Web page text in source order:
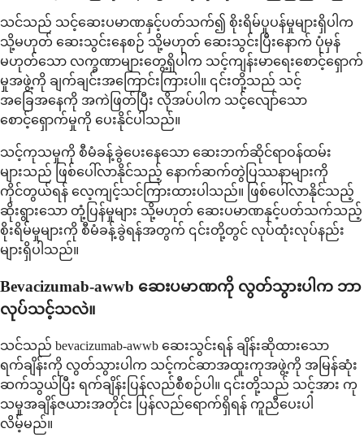
သင်သည် သင့်ဆေးပမာဏနှင့်ပတ်သက်၍ စိုးရိမ်ပူပန်မှုများရှိပါက
သို့မဟုတ် ဆေးသွင်းနေစဉ် သို့မဟုတ် ဆေးသွင်းပြီးနောက် ပုံမှန်
မဟုတ်သော လက္ခဏာများတွေ့ရှိပါက သင့်ကျန်းမာရေးစောင့်ရှောက်
မှုအဖွဲ့ကို ချက်ချင်းအကြောင်းကြားပါ။ ၎င်းတို့သည် သင့်
အခြေအနေကို အကဲဖြတ်ပြီး လိုအပ်ပါက သင့်လျော်သော
စောင့်ရှောက်မှုကို ပေးနိုင်ပါသည်။
သင့်ကုသမှုကို စီမံခန့်ခွဲပေးနေသော ဆေးဘက်ဆိုင်ရာဝန်ထမ်း
များသည် ဖြစ်ပေါ်လာနိုင်သည့် နောက်ဆက်တွဲပြဿနာများကို
ကိုင်တွယ်ရန် လေ့ကျင့်သင်ကြားထားပါသည်။ ဖြစ်ပေါ်လာနိုင်သည့်
ဆိုးရွားသော တုံ့ပြန်မှုများ သို့မဟုတ် ဆေးပမာဏနှင့်ပတ်သက်သည့်
စိုးရိမ်မှုများကို စီမံခန့်ခွဲရန်အတွက် ၎င်းတို့တွင် လုပ်ထုံးလုပ်နည်း
များရှိပါသည်။
Bevacizumab-awwb ဆေးပမာဏကို လွတ်သွားပါက ဘာ
လုပ်သင့်သလဲ။
သင်သည် bevacizumab-awwb ဆေးသွင်းရန် ချိန်းဆိုထားသော
ရက်ချိန်းကို လွတ်သွားပါက သင့်ကင်ဆာအထူးကုအဖွဲ့ကို အမြန်ဆုံး
ဆက်သွယ်ပြီး ရက်ချိန်းပြန်လည်စီစဉ်ပါ။ ၎င်းတို့သည် သင့်အား ကု
သမှုအချိန်ဇယားအတိုင်း ပြန်လည်ရောက်ရှိရန် ကူညီပေးပါ
လိမ့်မည်။